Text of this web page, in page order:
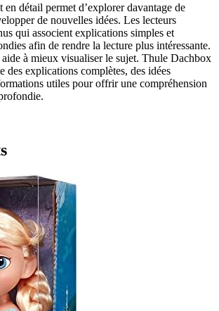
en détail permet d’explorer davantage de
de nouvelles idées. Les lecteurs
qui associent explications simples et
afin de rendre la lecture plus intéressante.
à mieux visualiser le sujet. Thule Dachbox
des explications complètes, des idées
utiles pour offrir une compréhension